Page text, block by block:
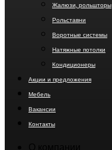
Жалюзи, рольшторы
Рольставни
Воротные системы
Натяжные потолки
Кондиционеры
Акции и предложения
Мебель
Вакансии
Контакты